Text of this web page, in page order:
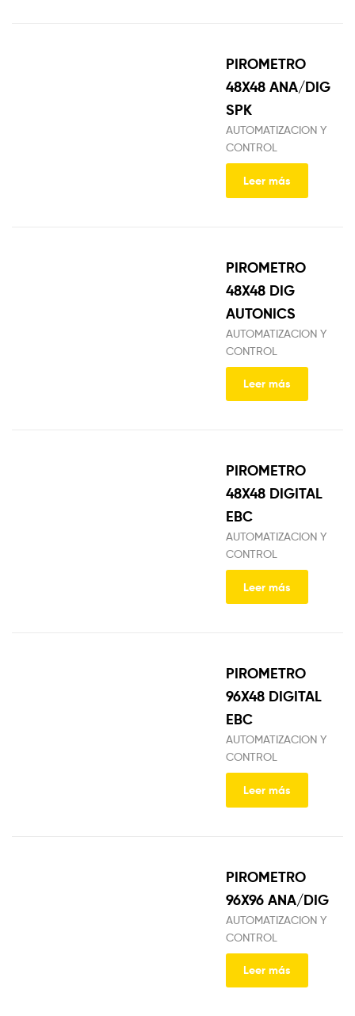
PIROMETRO
48X48 ANA/DIG
SPK
AUTOMATIZACION Y
CONTROL
Leer más
PIROMETRO
48X48 DIG
AUTONICS
AUTOMATIZACION Y
CONTROL
Leer más
PIROMETRO
48X48 DIGITAL
EBC
AUTOMATIZACION Y
CONTROL
Leer más
PIROMETRO
96X48 DIGITAL
EBC
AUTOMATIZACION Y
CONTROL
Leer más
PIROMETRO
96X96 ANA/DIG
AUTOMATIZACION Y
CONTROL
Leer más